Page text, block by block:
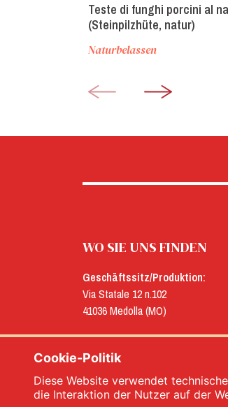
Teste di funghi porcini al
(Steinpilzhüte, natur)
Naturbelassen
WO SIE UNS FINDEN
Geschäftssitz/Produktion:
Via Statale 12 n.102
41036 Medolla (MO)
Verwaltung:
Via Concordia n.25
Cookie-Politik
Diese Website verwendet
die Interaktion der Nutzer auf der